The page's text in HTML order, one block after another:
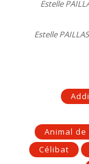
Estelle
Estelle
Animal de
Célibat